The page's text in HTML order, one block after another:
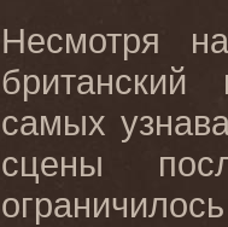
Несмотря
самых
сцены